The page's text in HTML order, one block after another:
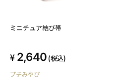
ミニチュア結び帯
2,640 (税込)
プチみやび